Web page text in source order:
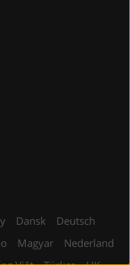
Dansk
Deutsch
Magyar
Nederland